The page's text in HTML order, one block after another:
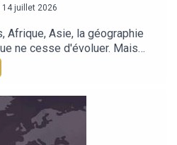
14 juillet 2026
Afrique, Asie, la géographie
ne cesse d'évoluer. Mais
et les masses
aussi l'influence qui se
de Jean-